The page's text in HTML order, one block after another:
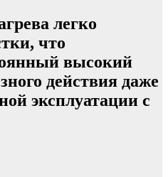
легко
что
высокий
действия даже
эксплуатации с